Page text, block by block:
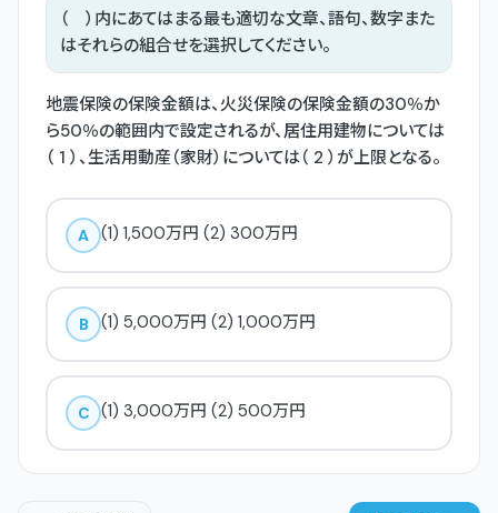
（ ）内にあてはまる最も適切な文章、語句、数字また
はそれらの組合せを選択してください。
地震保険の保険金額は、火災保険の保険金額の30％か
ら50％の範囲内で設定されるが、居住用建物については
（ 1 ）、生活用動産（家財）については（ 2 ）が上限となる。
A (1) 1,500万円 (2) 300万円
B (1) 5,000万円 (2) 1,000万円
C (1) 3,000万円 (2) 500万円